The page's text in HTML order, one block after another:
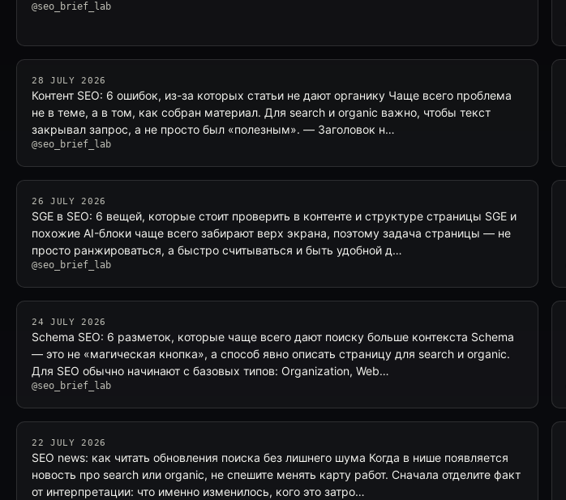
@seo_brief_lab
28 JULY 2026
Контент SEO: 6 ошибок, из-за которых статьи не дают органику Чаще всего проблема
не в теме, а в том, как собран материал. Для search и organic важно, чтобы текст
закрывал запрос, а не просто был «полезным». — Заголовок н…
@seo_brief_lab
26 JULY 2026
SGE в SEO: 6 вещей, которые стоит проверить в контенте и структуре страницы SGE и
похожие AI-блоки чаще всего забирают верх экрана, поэтому задача страницы — не
просто ранжироваться, а быстро считываться и быть удобной д…
@seo_brief_lab
24 JULY 2026
Schema SEO: 6 разметок, которые чаще всего дают поиску больше контекста Schema
— это не «магическая кнопка», а способ явно описать страницу для search и organic.
Для SEO обычно начинают с базовых типов: Organization, Web…
@seo_brief_lab
22 JULY 2026
SEO news: как читать обновления поиска без лишнего шума Когда в нише появляется
новость про search или organic, не спешите менять карту работ. Сначала отделите факт
от интерпретации: что именно изменилось, кого это затро…